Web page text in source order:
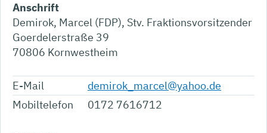
Anschrift
Demirok, Marcel (FDP), Stv. Fraktionsvorsitzender
Goerdelerstraße 39
70806 Kornwestheim
E-Mail
demirok_marcel@yahoo.de
Mobiltelefon
0172 7616712